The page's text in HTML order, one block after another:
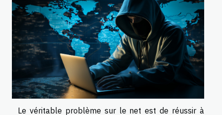
Le véritable problème sur le net est de réussir à